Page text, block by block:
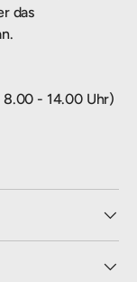
das
- 14.00 Uhr)